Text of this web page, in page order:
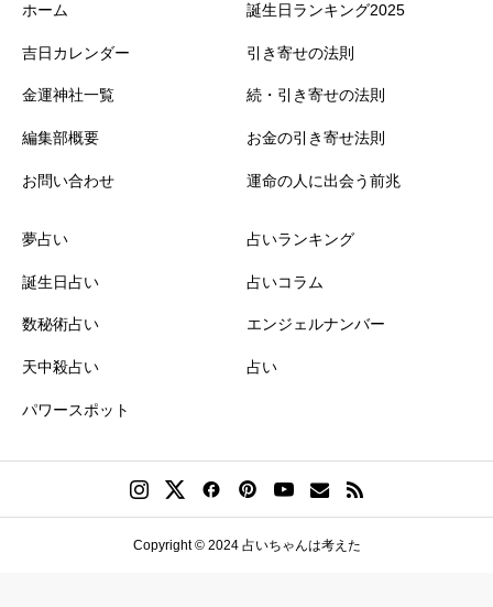
ホーム
吉日カレンダー
金運神社一覧
編集部概要
お問い合わせ
誕生日ランキング2025
引き寄せの法則
続・引き寄せの法則
お金の引き寄せ法則
運命の人に出会う前兆
夢占い
誕生日占い
数秘術占い
天中殺占い
パワースポット
占いランキング
占いコラム
エンジェルナンバー
占い
Copyright © 2024 占いちゃんは考えた